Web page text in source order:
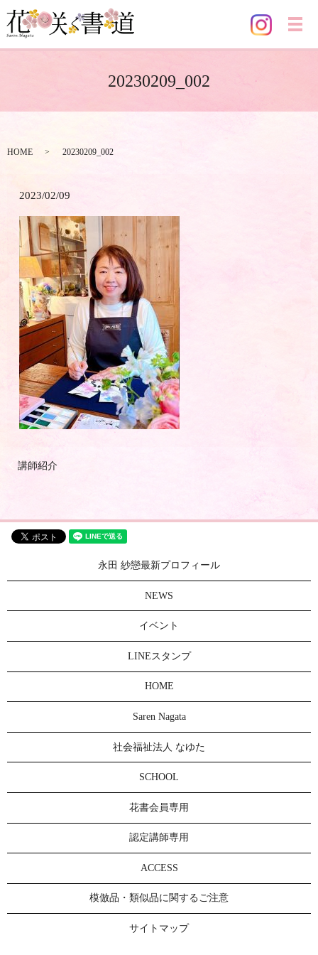
メ
20230209_002
HOME 20230209_002
2023/02/09
講師紹介
永田 紗戀最新プロフィール
NEWS
イベント
LINEスタンプ
HOME
Saren Nagata
社会福祉法人 なゆた
SCHOOL
花書会員専用
認定講師専用
ACCESS
模倣品・類似品に関するご注意
サイトマップ